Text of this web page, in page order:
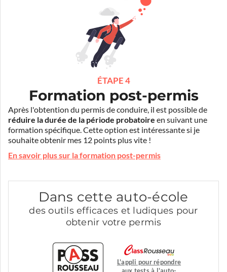
ÉTAPE 4
Formation post-permis
Après l'obtention du permis de conduire, il est possible de
réduire la durée de la période probatoire en suivant une
formation spécifique. Cette option est intéressante si je
souhaite obtenir mes 12 points plus vite !
En savoir plus sur la formation post-permis
Dans cette auto-école
des outils efficaces et ludiques pour
obtenir votre permis
L'appli pour répondre